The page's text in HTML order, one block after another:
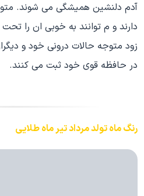
آدم دلنشین همیشگی می شوند.
دارند و م توانند به خوبی ان را تحت
زود متوجه حالات درونی خود و
در حافظه قوی خود ثبت می کنند.
رنگ ماه تولد مرداد تیر ماه طلایی